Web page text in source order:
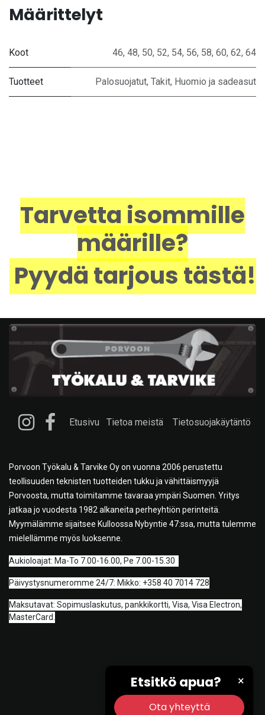
Määrittelyt
Koot 46, 48, 50, 52, 54, 56, 58, 60, 62, 64
Tuotteet Palosuojatut, Takit, Huomio ja sadeasut
Tarvetta isommille
määrille?
Pyydä tarjous tästä!
Etusivu Tietoa meistä Tietosuojakäytäntö
Porvoon Työkalu & Tarvike Oy on vuonna 2006 perustettu
teollisuuden teknisten tuotteiden tukku ja vähittäismyyjä
Porvoosta, mutta toimitamme tavaraa ympäri Suomen. Yritys
jatkaa jo vuodesta 1982 alkaneita perheyhtiön perinteitä.
Myymälämme sijaitsee Kulloossa Nybyntie 47:ssa, mutta tulemme
mielellämme myös luoksenne.
Aukioloajat: Ma-To 7.00-16.00, Pe 7.00-15.30
Päivystysnumeromme 24/7: Mikko: +358 40 7014 728
Maksutavat: Sopimuslaskutus, pankkikortti, Visa, Visa Electron,
MasterCard.
×
Etsitkö apua?
Ota yhteyttä